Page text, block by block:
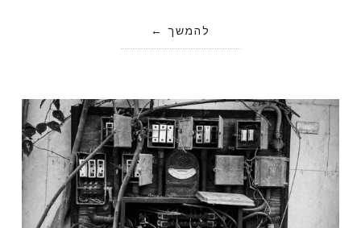
להמשך